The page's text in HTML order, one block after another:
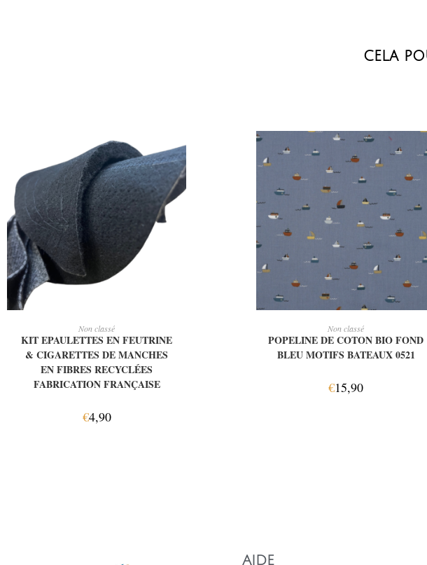
cela
AJOUTER AU PANIER
Non classé
KIT EPAULETTES EN FEUTRINE
& CIGARETTES DE MANCHES
EN FIBRES RECYCLÉES
FABRICATION FRANÇAISE
€4,90
AJOUTER AU PANIER
Non classé
POPELINE DE COTON BIO FOND
BLEU MOTIFS BATEAUX 0521
€15,90
AIDE